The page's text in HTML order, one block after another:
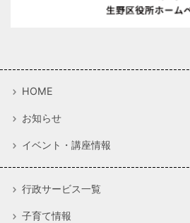
HOME
お知らせ
イベント・講座情報
行政サービス一覧
子育て情報